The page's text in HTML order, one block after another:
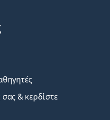
& κερδίστε